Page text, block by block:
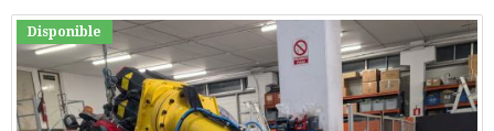
Disponible